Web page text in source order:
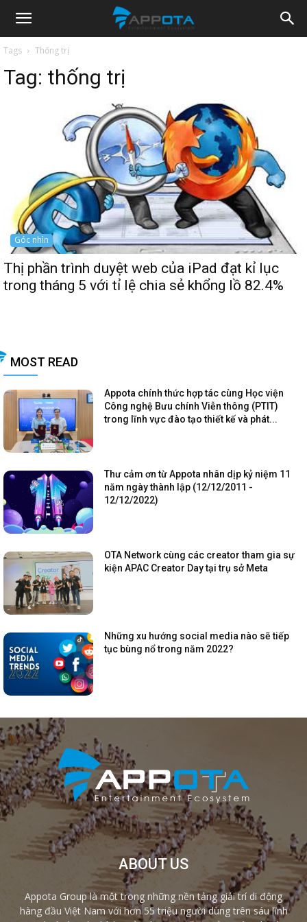
Appota
News
Tags Thống trị
Tag: thống trị
Góc nhìn
Thị phần trình duyệt web của iPad đạt kỉ lục
trong tháng 5 với tỉ lệ chia sẻ khổng lồ 82.4%
MOST READ
Appota chính thức hợp tác cùng Học viện
Công nghệ Bưu chính Viễn thông (PTIT)
trong lĩnh vực đào tạo thiết kế và phát...
Thư cảm ơn từ Appota nhân dịp kỷ niệm 11
năm ngày thành lập (12/12/2011 -
12/12/2022)
OTA Network cùng các creator tham gia sự
kiện APAC Creator Day tại trụ sở Meta
Những xu hướng social media nào sẽ tiếp
tục bùng nổ trong năm 2022?
ABOUT US
Appota Group là một trong những nền tảng giải trí di động
hàng đầu Việt Nam với hơn 55 triệu người dùng trên sáu lĩnh